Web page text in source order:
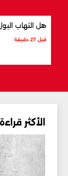
هل التهاب
قبل 27 دقيقة
الأكثر قراءة